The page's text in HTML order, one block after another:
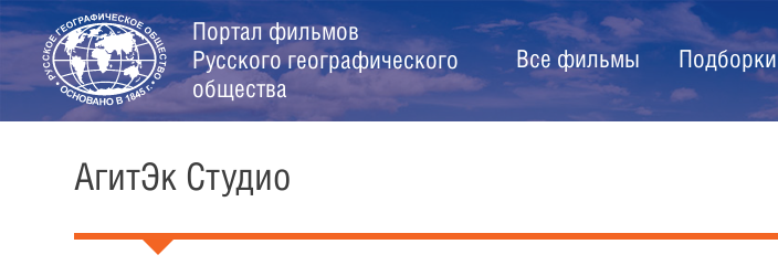
Портал фильмов
Русского географического
общества
Все фильмы Подборки
АгитЭк Студио